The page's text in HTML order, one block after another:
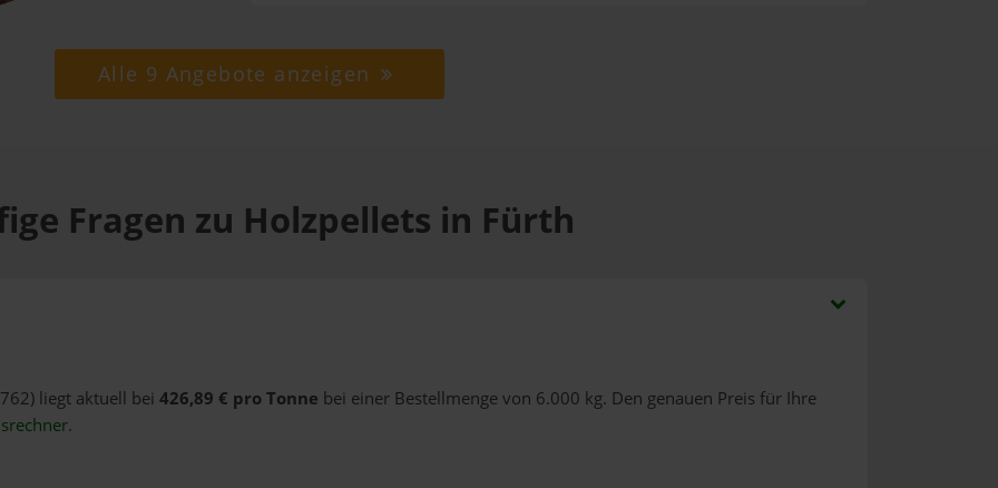
Alle 9 Angebote anzeigen
Fragen zu Holzpellets in Fürth
liegt aktuell bei 426,89 € pro Tonne bei einer Bestellmenge von 6.000 kg. Den genauen Preis für Ihre
.